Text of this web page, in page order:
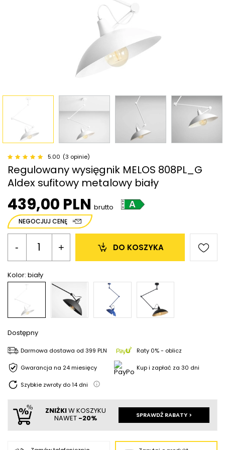
5.00 (3 opinie)
Regulowany wysięgnik MELOS 808PL_G
Aldex sufitowy metalowy biały
439,00 PLN brutto
NEGOCJUJ CENĘ
Kolor: biały
- + DO KOSZYKA
Dostępny
Darmowa dostawa od 399 PLN Raty 0% - oblicz
Gwarancja na 24 miesięcy Kup i zapłać za 30 dni
Szybkie zwroty do14 dni
ZNIŻKIW KOSZYKU
NAWET -20% SPRAWDŹ RABATY >